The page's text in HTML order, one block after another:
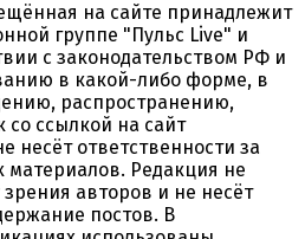
на сайте принадлежит
группе "Пульс Live" и
с законодательством РФ и
в какой-либо форме, в
распространению,
со ссылкой на сайт
несёт ответственности за
Редакция не
зрения авторов и не несёт
постов. В